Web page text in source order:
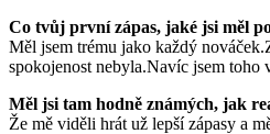
Co tvůj první zápas, jaké jsi měl
Měl jsem trému jako každý
spokojenost nebyla.Navíc jsem toho
Měl jsi tam hodně známých, jak
Že mě viděli hrát už lepší zápasy a